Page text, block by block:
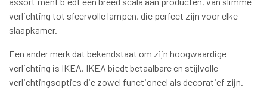
verlichting tot sfeervolle lampen, die perfect zijn voor elke
slaapkamer.
Een ander merk dat bekendstaat om zijn hoogwaardige
verlichting is IKEA. IKEA biedt betaalbare en stijlvolle
verlichtingsopties die zowel functioneel als decoratief zijn.